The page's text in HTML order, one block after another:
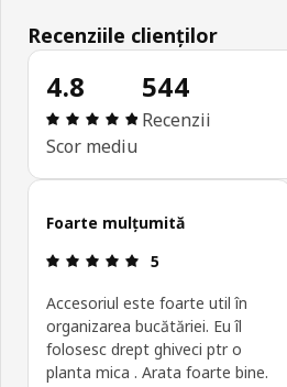
Recenziile clienților
4.8
Prezentare
Scor mediu
544
Recenzii
Omite recenziile clienților
Foarte mulțumită
Prezentare
5
Accesoriul este foarte util în
organizarea bucătăriei. Eu îl
folosesc drept ghiveci ptr o
planta mica . Arata foarte bine.